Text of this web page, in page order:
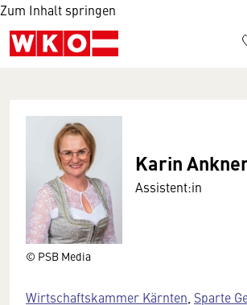
Zum Inhalt springen
© PSB Media
Karin
Assistent:in
Wirtschaftskammer Kärnten Sparte